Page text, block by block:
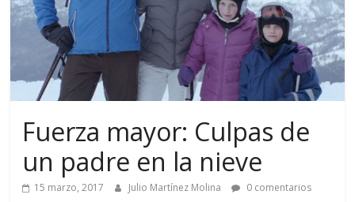
Fuerza mayor: Culpas de
un padre en la nieve
15 marzo, 2017 Julio Martínez Molina 0 comentarios